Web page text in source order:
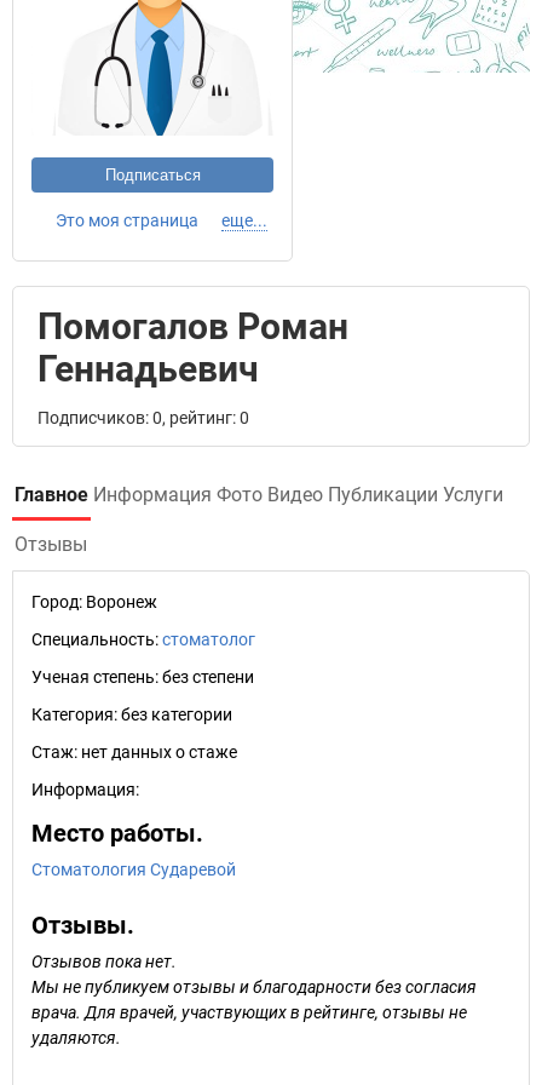
Подписаться
Это моя страница еще...
Помогалов Роман
Геннадьевич
Подписчиков: 0, рейтинг: 0
Главное Информация Фото Видео Публикации Услуги
Отзывы
Город: Воронеж
Специальность:стоматолог
Ученая степень:без степени
Категория:без категории
Стаж: нет данных о стаже
Информация:
Место работы.
Стоматология Сударевой
Отзывы.
Отзывов пока нет.
Мы не публикуем отзывы и благодарности без согласия
врача. Для врачей, участвующих в рейтинге, отзывы не
удаляются.